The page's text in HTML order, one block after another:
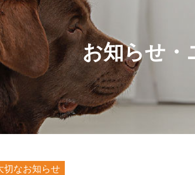
お知らせ・
切なお知らせ